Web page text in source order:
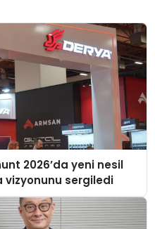
2026’da yeni nesil
vizyonunu sergiledi